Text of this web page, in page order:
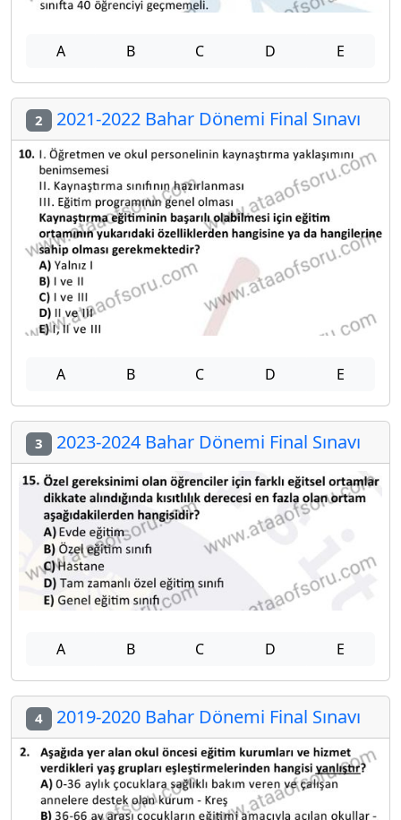
A B C D E
2 2021-2022 Bahar Dönemi Final Sınavı
A B C D E
3 2023-2024 Bahar Dönemi Final Sınavı
A B C D E
4 2019-2020 Bahar Dönemi Final Sınavı